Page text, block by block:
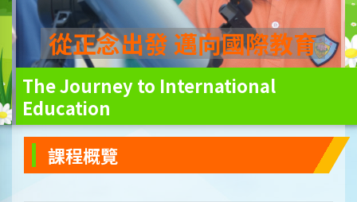
從正念出發 邁向國際教育
The Journey to International
Education
課程概覽